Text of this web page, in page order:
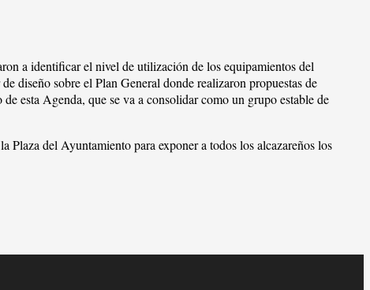
a identificar el nivel de utilización de los equipamientos del
diseño sobre el Plan General donde realizaron propuestas de
esta Agenda, que se va a consolidar como un grupo estable de
del Ayuntamiento para exponer a todos los alcazareños los